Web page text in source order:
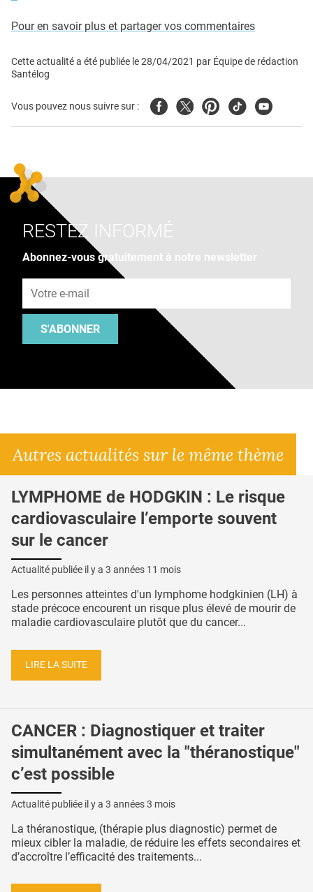
Pour en savoir plus et partager vos commentaires
Cette actualité a été publiée le28/04/2021 par Équipe de rédaction
Santélog
Vous pouvez nous suivre sur : FacebookTwitterPinterest
TiktokYoutube
RESTEZ INFORMÉ
Abonnez-vous gratuitement à notre newsletter
S'ABONNER
Autres actualités sur le même thème
LYMPHOME de HODGKIN : Le risque
cardiovasculaire l’emporte souvent
sur le cancer
Actualité publiée il y a 3 années 11 mois
Les personnes atteintes d'un lymphome hodgkinien (LH) à
stade précoce encourent un risque plus élevé de mourir de
maladie cardiovasculaire plutôt que du cancer...
LIRE LA SUITE
CANCER : Diagnostiquer et traiter
simultanément avec la "théranostique"
c’est possible
Actualité publiée il y a 3 années 3 mois
La théranostique, (thérapie plus diagnostic) permet de
mieux cibler la maladie, de réduire les effets secondaires et
d’accroître l’efficacité des traitements...